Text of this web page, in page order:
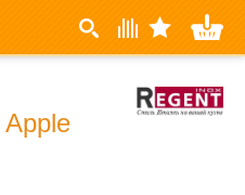
Apple